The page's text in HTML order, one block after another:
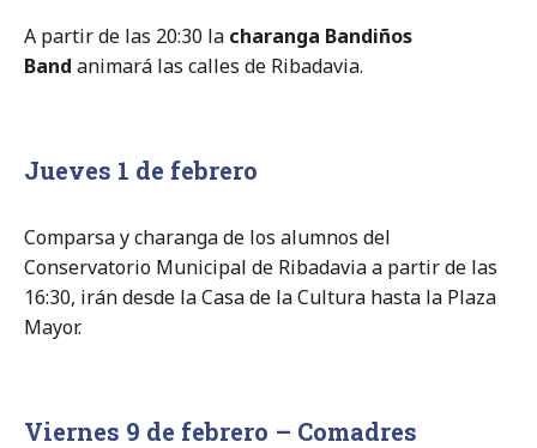
A partir de las 20:30 la charanga Bandiños
Band animará las calles de Ribadavia.
Jueves 1 de febrero
Comparsa y charanga de los alumnos del
Conservatorio Municipal de Ribadavia a partir de las
16:30, irán desde la Casa de la Cultura hasta la Plaza
Mayor.
Viernes 9 de febrero – Comadres